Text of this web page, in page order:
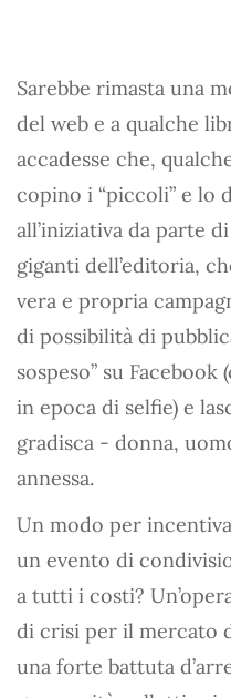
Sarebbe rimasta una
del web e a qualche
accadesse che,
copino i “piccoli” e lo
all’iniziativa da parte di
giganti dell’editoria,
vera e propria
di possibilità di
sospeso” su
in epoca di selfie) e
gradisca - donna,
annessa.
Un modo per
un evento di
a tutti i costi?
di crisi per il mercato
una forte battuta